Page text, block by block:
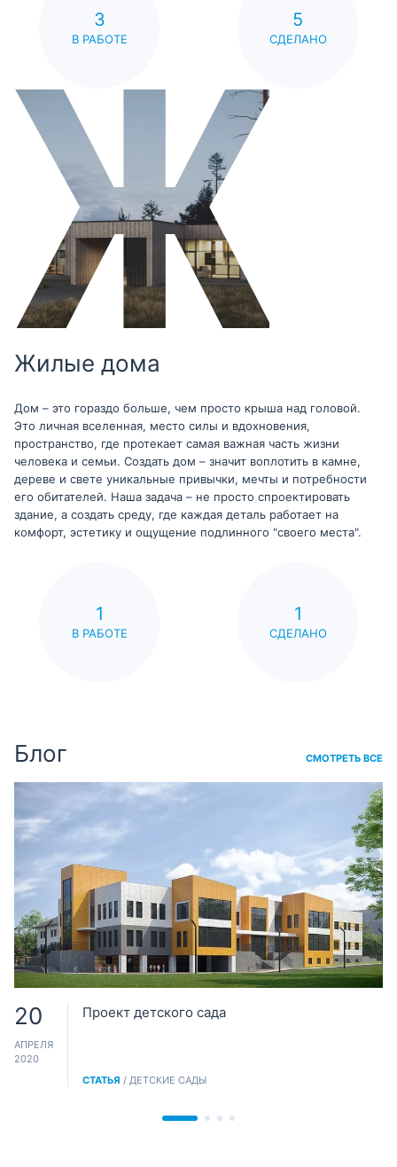
3
В РАБОТЕ
5
СДЕЛАНО
Жилые дома
Дом – это гораздо больше, чем просто крыша над головой.
Это личная вселенная, место силы и вдохновения,
пространство, где протекает самая важная часть жизни
человека и семьи. Создать дом – значит воплотить в камне,
дереве и свете уникальные привычки, мечты и потребности
его обитателей. Наша задача – не просто спроектировать
здание, а создать среду, где каждая деталь работает на
комфорт, эстетику и ощущение подлинного "своего места".
1
В РАБОТЕ
1
СДЕЛАНО
Блог СМОТРЕТЬ ВСЕ
20
АПРЕЛЯ
2020
Проект детского сада
СТАТЬЯ / ДЕТСКИЕ САДЫ